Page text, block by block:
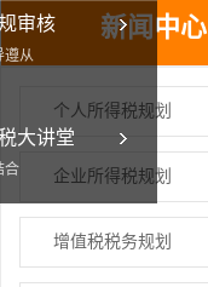
审核
遵从
大讲堂
合
新闻中心
个人所得税规划
企业所得税规划
增值税税务规划